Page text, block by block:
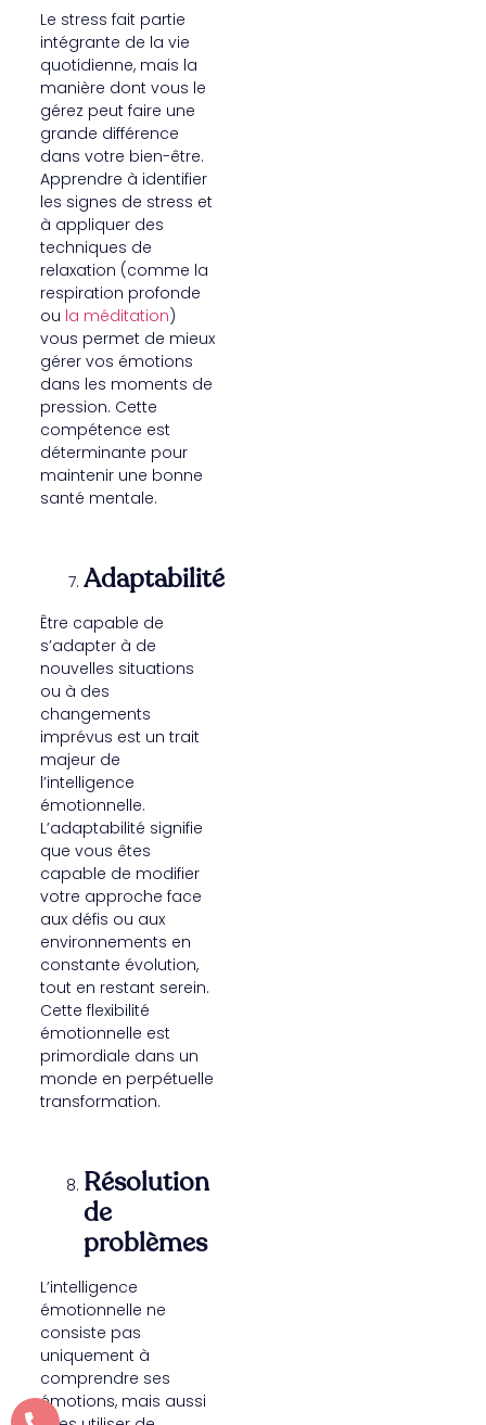
Le stress fait partie
intégrante de la vie
quotidienne, mais la
manière dont vous le
gérez peut faire une
grande différence
dans votre bien-être.
Apprendre à identifier
les signes de stress et
à appliquer des
techniques de
relaxation (comme la
respiration profonde
ou la méditation)
vous permet de mieux
gérer vos émotions
dans les moments de
pression. Cette
compétence est
déterminante pour
maintenir une bonne
santé mentale.
Adaptabilité
Être capable de
s’adapter à de
nouvelles situations
ou à des
changements
imprévus est un trait
majeur de
l’intelligence
émotionnelle.
L’adaptabilité signifie
que vous êtes
capable de modifier
votre approche face
aux défis ou aux
environnements en
constante évolution,
tout en restant serein.
Cette flexibilité
émotionnelle est
primordiale dans un
monde en perpétuelle
transformation.
Résolution
de
problèmes
L’intelligence
émotionnelle ne
consiste pas
uniquement à
comprendre ses
émotions, mais aussi